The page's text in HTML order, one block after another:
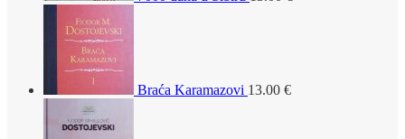
Braća Karamazovi 13.00 €